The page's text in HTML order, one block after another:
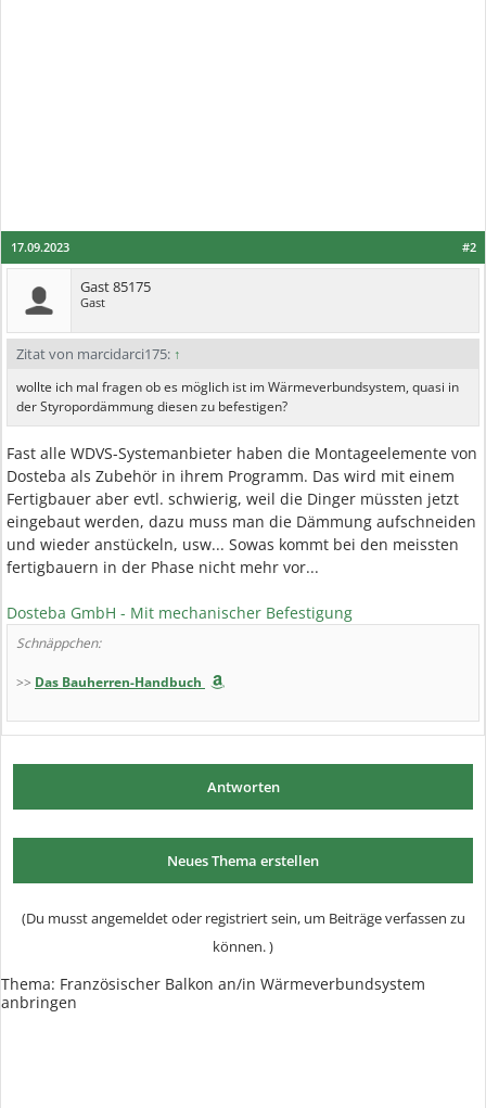
#2
17.09.2023
Gast 85175
Gast
Zitat von marcidarci175: ↑
wollte ich mal fragen ob es möglich ist im Wärmeverbundsystem, quasi in
der Styropordämmung diesen zu befestigen?
Fast alle WDVS-Systemanbieter haben die Montageelemente von
Dosteba als Zubehör in ihrem Programm. Das wird mit einem
Fertigbauer aber evtl. schwierig, weil die Dinger müssten jetzt
eingebaut werden, dazu muss man die Dämmung aufschneiden
und wieder anstückeln, usw... Sowas kommt bei den meissten
fertigbauern in der Phase nicht mehr vor...
Dosteba GmbH - Mit mechanischer Befestigung
Schnäppchen:
>> Das Bauherren-Handbuch
Antworten
Neues Thema erstellen
(Du musst angemeldet oder registriert sein, um Beiträge verfassen zu
können. )
Thema: Französischer Balkon an/in Wärmeverbundsystem
anbringen